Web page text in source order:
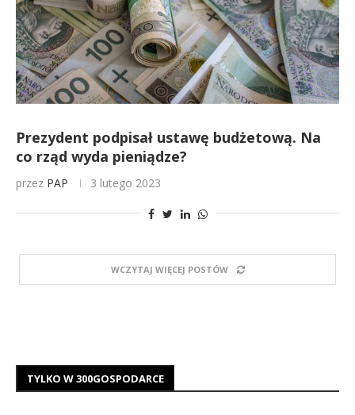
Prezydent podpisał ustawę budżetową. Na
co rząd wyda pieniądze?
przez PAP 3 lutego 2023
WCZYTAJ WIĘCEJ POSTÓW
TYLKO W 300GOSPODARCE